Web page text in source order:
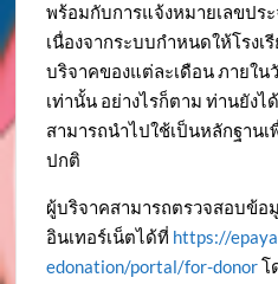
พร้อมกับการแจ้งหมายเลขปร
เนื่องจากระบบกำหนดให้โรง
บริจาคของแต่ละเดือน ภายใน
เท่านั้น อย่างไรก็ตาม ท่านยังไ
สามารถนำไปใช้เป็นหลักฐาน
ปกติ
ผู้บริจาคสามารถตรวจสอบข้อ
อินเทอร์เน็ตได้ที่ https://
edonation/portal/for-donorโ